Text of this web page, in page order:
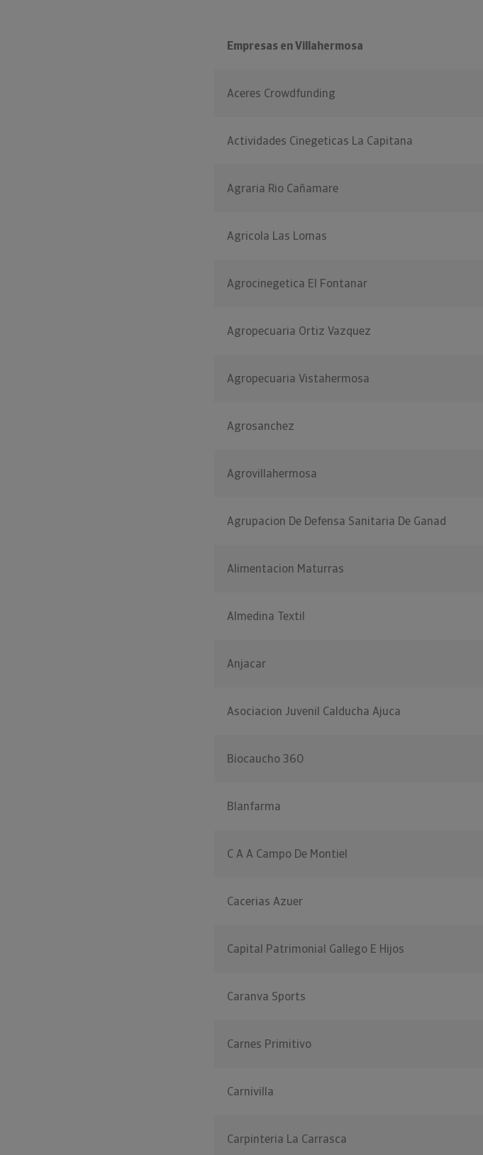
Empresas en Villahermosa
Aceres Crowdfunding
Actividades Cinegeticas La Capitana
Agraria Rio Cañamare
Agricola Las Lomas
Agrocinegetica El Fontanar
Agropecuaria Ortiz Vazquez
Agropecuaria Vistahermosa
Agrosanchez
Agrovillahermosa
Agrupacion De Defensa Sanitaria De Ganad
Alimentacion Maturras
Almedina Textil
Anjacar
Asociacion Juvenil Calducha Ajuca
Biocaucho 360
Blanfarma
C A A Campo De Montiel
Cacerias Azuer
Capital Patrimonial Gallego E Hijos
Caranva Sports
Carnes Primitivo
Carnivilla
Carpinteria La Carrasca